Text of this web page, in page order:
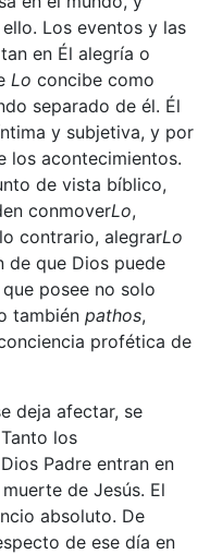
Los eventos y las
en Él alegría o
Lo concibe como
separado de él. Él
y subjetiva, y por
los acontecimientos.
de vista bíblico,
conmoverLo,
contrario, alegrarLo
de que Dios puede
posee no solo
también pathos,
profética de
deja afectar, se
los
Padre entran en
de Jesús. El
absoluto. De
de ese día en